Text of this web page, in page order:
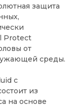
защита
Protect
от
среды.
с
из
на основе